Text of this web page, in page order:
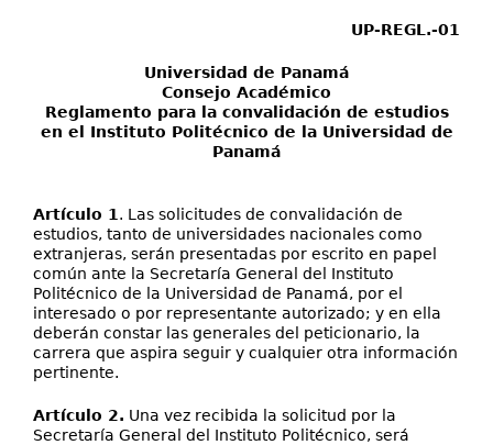
Servicios
Internacional
UP-REGL.-01
Universidad de Panamá
Consejo Académico
Reglamento para la convalidación de estudios
en el Instituto Politécnico de la Universidad de
Panamá
Artículo 1 . Las solicitudes de convalidación de
estudios, tanto de universidades nacionales como
extranjeras, serán presentadas por escrito en papel
común ante la Secretaría General del Instituto
Politécnico de la Universidad de Panamá, por el
interesado o por representante autorizado; y en ella
deberán constar las generales del peticionario, la
carrera que aspira seguir y cualquier otra información
pertinente.
Artículo 2. Una vez recibida la solicitud por la
Secretaría General del Instituto Politécnico, será